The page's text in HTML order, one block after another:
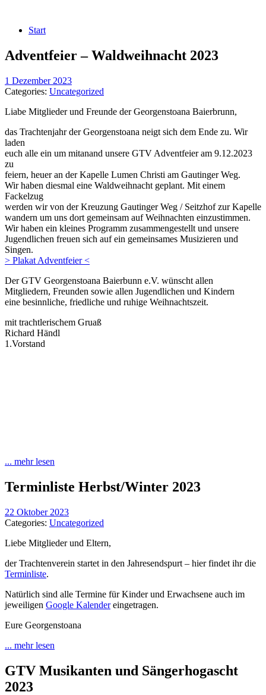
Start
Adventfeier – Waldweihnacht 2023
1 Dezember 2023
Categories: Uncategorized
Liabe Mitglieder und Freunde der Georgenstoana Baierbrunn,
das Trachtenjahr der Georgenstoana neigt sich dem Ende zu. Wir
laden
euch alle ein um mitanand unsere GTV Adventfeier am 9.12.2023
zu
feiern, heuer an der Kapelle Lumen Christi am Gautinger Weg.
Wir haben diesmal eine Waldweihnacht geplant. Mit einem
Fackelzug
werden wir von der Kreuzung Gautinger Weg / Seitzhof zur Kapelle
wandern um uns dort gemeinsam auf Weihnachten einzustimmen.
Wir haben ein kleines Programm zusammengestellt und unsere
Jugendlichen freuen sich auf ein gemeinsames Musizieren und
Singen.
> Plakat Adventfeier <
Der GTV Georgenstoana Baierbunn e.V. wünscht allen
Mitgliedern, Freunden sowie allen Jugendlichen und Kindern
eine besinnliche, friedliche und ruhige Weihnachtszeit.
mit trachtlerischem Gruaß
Richard Händl
1.Vorstand
... mehr lesen
Terminliste Herbst/Winter 2023
22 Oktober 2023
Categories: Uncategorized
Liebe Mitglieder und Eltern,
der Trachtenverein startet in den Jahresendspurt – hier findet ihr die
Terminliste.
Natürlich sind alle Termine für Kinder und Erwachsene auch im
jeweiligen Google Kalendereingetragen.
Eure Georgenstoana
... mehr lesen
GTV Musikanten und Sängerhogascht
2023